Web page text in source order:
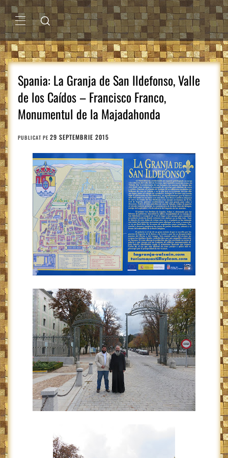
Sari
la
conținutMENIU
PRINCIPAL
Spania: La Granja de San Ildefonso, Valle
de los Caídos – Francisco Franco,
Monumentul de la Majadahonda
PUBLICAT PE 29 SEPTEMBRIE 2015